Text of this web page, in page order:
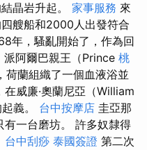
晶岩升起。 家事服務 來
艘船和2000人出發符合
年，騷亂開始了，作為回
派阿爾巴親王（Prince 桃
荷蘭組織了一個血液浴並
威廉·奧蘭尼亞（William
義。 台中按摩店 圭亞那
一台磨坊。 許多奴隸得
台中刮痧 泰國簽證 第二次